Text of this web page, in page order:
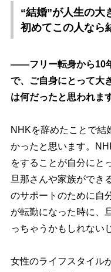
“結婚”が人生の大
初めてこの人なら
――フリー転身から10
で、ご自身にとって大
は何だったと思われま
NHKを辞めたことで結
かったと思います。
をすることが自分にと
旦那さんや家族ができ
のサポートのために自
が転勤になった時に、
っちゃうかもしれない
女性のライフスタイル